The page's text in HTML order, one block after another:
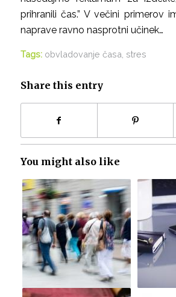
prihranili čas.” V večini primerov
naprave ravno nasprotni učinek…
Tags: obvladovanje časa stres
Share this entry
You might also like